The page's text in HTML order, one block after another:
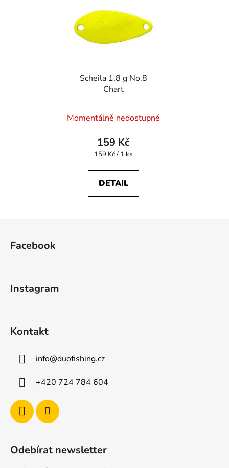
Scheila 1,8 g No.8
Chart
Momentálně nedostupné
159 Kč
Měrná
159 Kč / 1 ks
DETAIL
Facebook
Instagram
Kontakt
info@duofishing.cz
+420 724 784 604
Odebírat newsletter